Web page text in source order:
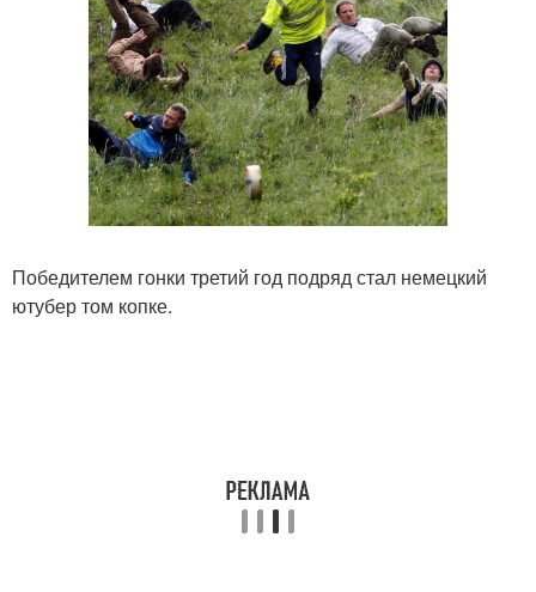
Победителем гонки третий год подряд стал немецкий
ютубер том копке.